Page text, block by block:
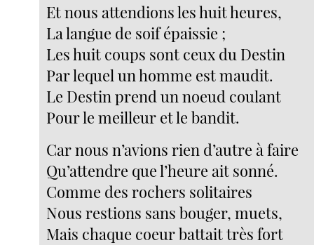
Et nous attendions les huit heures,
La langue de soif épaissie ;
Les huit coups sont ceux du Destin
Par lequel un homme est maudit.
Le Destin prend un noeud coulant
Pour le meilleur et le bandit.
Car nous n’avions rien d’autre à faire
Qu’attendre que l’heure ait sonné.
Comme des rochers solitaires
Nous restions sans bouger, muets,
Mais chaque coeur battait très fort